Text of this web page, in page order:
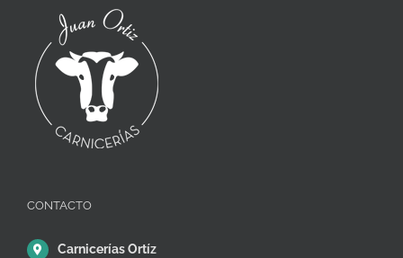
CONTACTO
Carnicerías Ortíz